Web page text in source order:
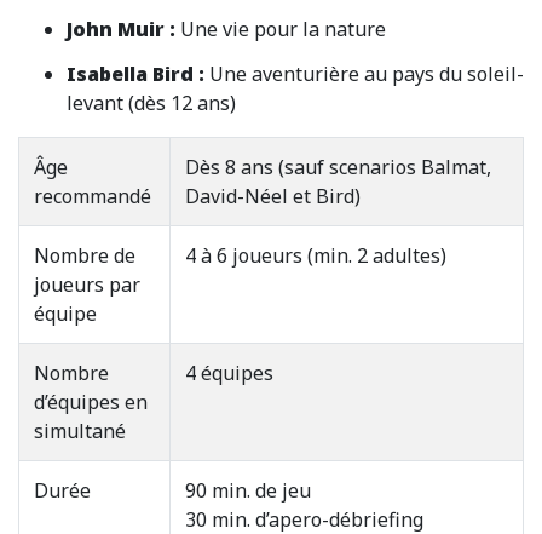
John Muir : Une vie pour la nature
Isabella Bird : Une aventurière au pays du soleil-
levant (dès 12 ans)
Âge
recommandé
Dès 8 ans (sauf scenarios Balmat,
David-Néel et Bird)
Nombre de
joueurs par
équipe
4 à 6 joueurs (min. 2 adultes)
Nombre
d’équipes en
simultané
4 équipes
Durée
90 min. de jeu
30 min. d’apero-débriefing